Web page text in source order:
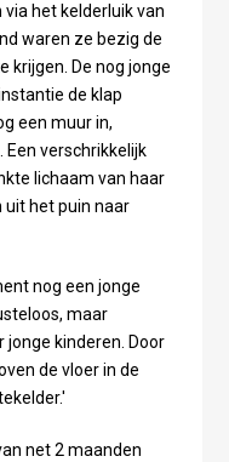
het kelderluik van
waren ze bezig de
krijgen. De nog jonge
de klap
een muur in,
verschrikkelijk
lichaam van haar
uit het puin naar
nog een jonge
maar
kinderen. Door
de vloer in de
net 2 maanden